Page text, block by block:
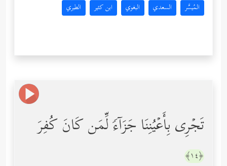
المُيسَّر السعدي البغوي ابن كثير الطبري
تَجۡرِی بِأَعۡیُنِنَا جَزَاۤءࣰ لِّمَن كَانَ كُفِرَ
﴿١٤﴾